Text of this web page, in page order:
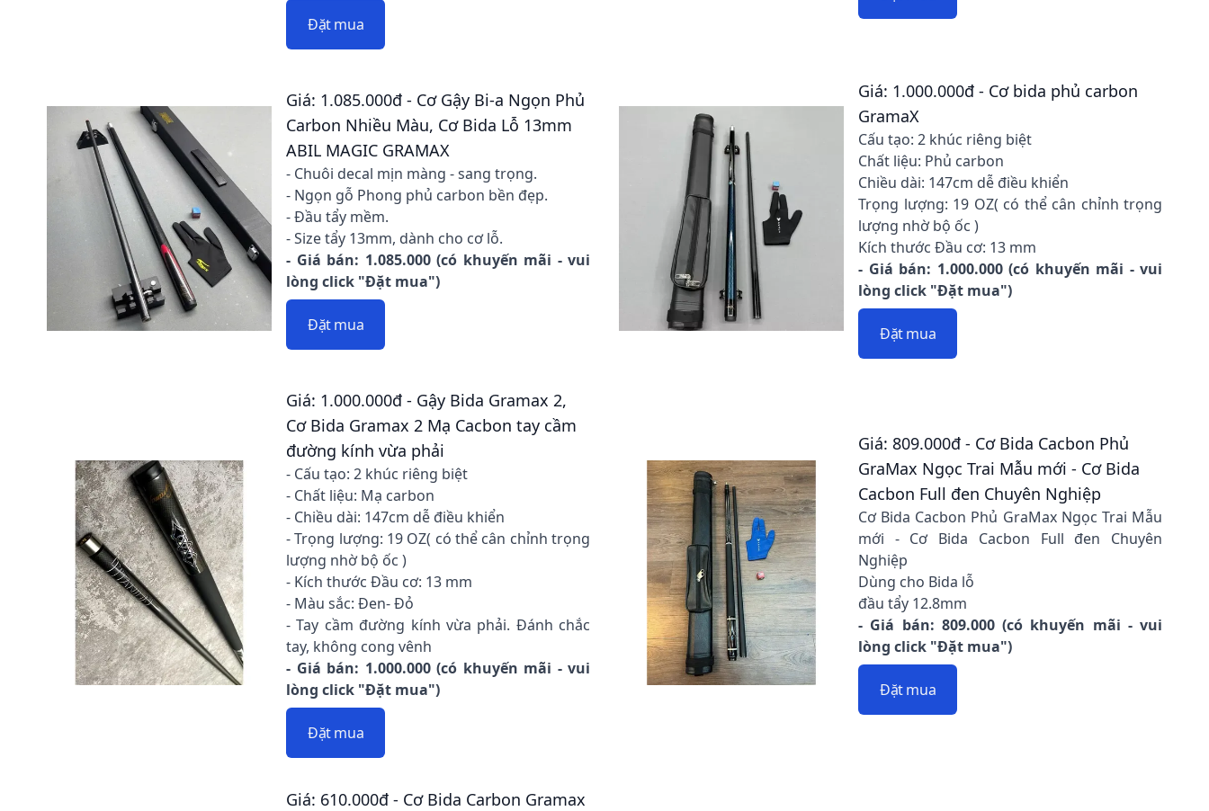
Đặt mua
Giá: 1.085.000đ - Cơ Gậy Bi-a Ngọn Phủ
Carbon Nhiều Màu, Cơ Bida Lỗ 13mm
ABIL MAGIC GRAMAX
- Chuôi decal mịn màng - sang trọng.
- Ngọn gỗ Phong phủ carbon bền đẹp.
- Đầu tẩy mềm.
- Size tẩy 13mm, dành cho cơ lỗ.
- Giá bán: 1.085.000 (có khuyến mãi - vui
lòng click "Đặt mua")
Đặt mua
Giá: 1.000.000đ - Cơ bida phủ carbon
GramaX
Cấu tạo: 2 khúc riêng biệt
Chất liệu: Phủ carbon
Chiều dài: 147cm dễ điều khiển
Trọng lượng: 19 OZ( có thể cân chỉnh trọng
lượng nhờ bộ ốc )
Kích thước Đầu cơ: 13 mm
- Giá bán: 1.000.000 (có khuyến mãi - vui
lòng click "Đặt mua")
Đặt mua
Giá: 1.000.000đ - Gậy Bida Gramax 2,
Cơ Bida Gramax 2 Mạ Cacbon tay cầm
đường kính vừa phải
- Cấu tạo: 2 khúc riêng biệt
- Chất liệu: Mạ carbon
- Chiều dài: 147cm dễ điều khiển
- Trọng lượng: 19 OZ( có thể cân chỉnh trọng
lượng nhờ bộ ốc )
- Kích thước Đầu cơ: 13 mm
- Màu sắc: Đen- Đỏ
- Tay cầm đường kính vừa phải. Đánh chắc
tay, không cong vênh
- Giá bán: 1.000.000 (có khuyến mãi - vui
lòng click "Đặt mua")
Đặt mua
Giá: 809.000đ - Cơ Bida Cacbon Phủ
GraMax Ngọc Trai Mẫu mới - Cơ Bida
Cacbon Full đen Chuyên Nghiệp
Cơ Bida Cacbon Phủ GraMax Ngọc Trai Mẫu
mới - Cơ Bida Cacbon Full đen Chuyên
Nghiệp
Dùng cho Bida lỗ
đầu tẩy 12.8mm
- Giá bán: 809.000 (có khuyến mãi - vui
lòng click "Đặt mua")
Đặt mua
Giá: 610.000đ - Cơ Bida Carbon Gramax